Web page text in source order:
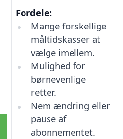
Fordele:
Mange forskellige
måltidskasser at
vælge imellem.
Mulighed for
børnevenlige
retter.
Nem ændring eller
pause af
abonnementet.